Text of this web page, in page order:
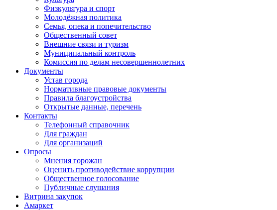
Физкультура и спорт
Молодёжная политика
Семья, опека и попечительство
Общественный совет
Внешние связи и туризм
Муниципальный контроль
Комиссия по делам несовершеннолетних
Документы
Устав города
Нормативные правовые документы
Правила благоустройства
Открытые данные, перечень
Контакты
Телефонный справочник
Для граждан
Для организаций
Опросы
Мнения горожан
Оценить противодействие коррупции
Общественное голосование
Публичные слушания
Витрина закупок
Амаркет